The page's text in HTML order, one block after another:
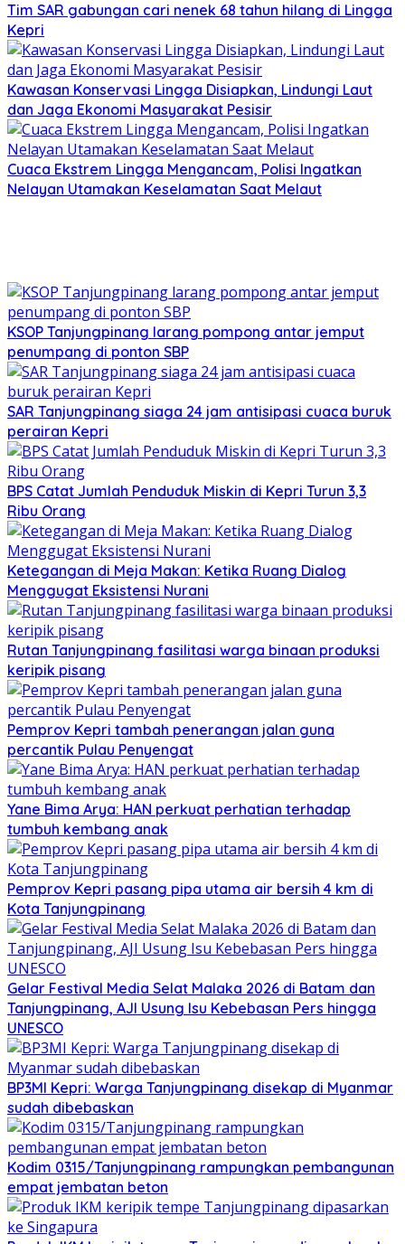
Tim SAR gabungan cari nenek 68 tahun hilang di Lingga
Kepri
Kawasan Konservasi Lingga Disiapkan, Lindungi Laut
dan Jaga Ekonomi Masyarakat Pesisir
Cuaca Ekstrem Lingga Mengancam, Polisi Ingatkan
Nelayan Utamakan Keselamatan Saat Melaut
KSOP Tanjungpinang larang pompong antar jemput
penumpang di ponton SBP
SAR Tanjungpinang siaga 24 jam antisipasi cuaca buruk
perairan Kepri
BPS Catat Jumlah Penduduk Miskin di Kepri Turun 3,3
Ribu Orang
Ketegangan di Meja Makan: Ketika Ruang Dialog
Menggugat Eksistensi Nurani
Rutan Tanjungpinang fasilitasi warga binaan produksi
keripik pisang
Pemprov Kepri tambah penerangan jalan guna
percantik Pulau Penyengat
Yane Bima Arya: HAN perkuat perhatian terhadap
tumbuh kembang anak
Pemprov Kepri pasang pipa utama air bersih 4 km di
Kota Tanjungpinang
Gelar Festival Media Selat Malaka 2026 di Batam dan
Tanjungpinang, AJI Usung Isu Kebebasan Pers hingga
UNESCO
BP3MI Kepri: Warga Tanjungpinang disekap di Myanmar
sudah dibebaskan
Kodim 0315/Tanjungpinang rampungkan pembangunan
empat jembatan beton